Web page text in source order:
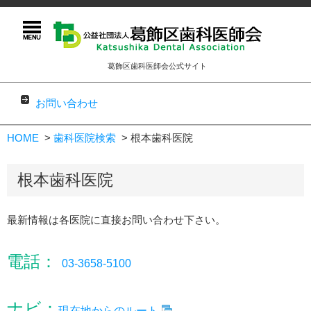
葛飾区歯科医師会公式サイト
お問い合わせ
コンテンツに移動
HOME 歯科医院検索 根本歯科医院
根本歯科医院
最新情報は各医院に直接お問い合わせ下さい。
電話： 03-3658-5100